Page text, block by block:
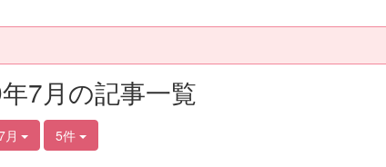
7月の記事一覧
月 5件